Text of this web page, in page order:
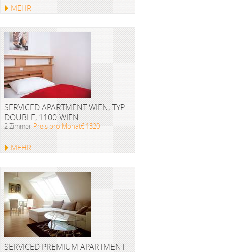
MEHR
SERVICED APARTMENT WIEN, TYP
DOUBLE, 1100 WIEN
2 Zimmer Preis pro Monat€ 1320
MEHR
SERVICED PREMIUM APARTMENT